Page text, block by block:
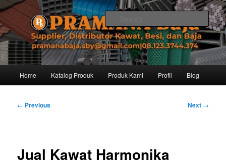
Skip
to
primary
contentPramana Baja Distributor Baja Besi
Kawat – 08.123.3744.374
Distributor dari Pabrik Besi Baja, Supplier Besi Baja, Jual besi beton. Info
dan Pemesanan hub. Ibu Rinanti 08.123.3744.374. Dgn harga yg kompetitif,
Amanah, dan pelayanan yg ramah, kami siap melayani segala kebutuhan
besi anda.
Home Katalog Produk Produk Kami Profil Blog
Post
← Previous Next →
Jual Kawat Harmonika